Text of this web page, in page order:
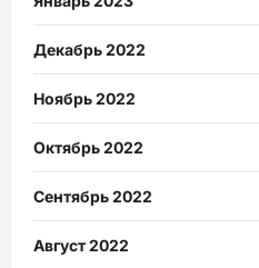
Декабрь 2022
Ноябрь 2022
Октябрь 2022
Сентябрь 2022
Август 2022